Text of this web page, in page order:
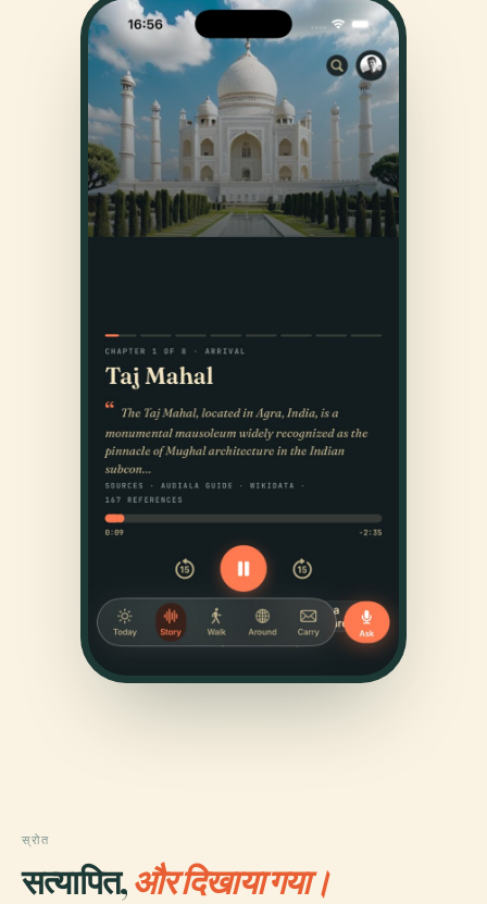
स्रोत
सत्यापित,और दिखाया गया।